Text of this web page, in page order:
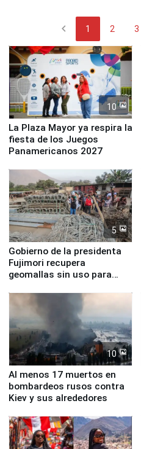
chevron_left 1 2 3
10
La Plaza Mayor ya respira la
fiesta de los Juegos
Panamericanos 2027
5
Gobierno de la presidenta
Fujimori recupera
geomallas sin uso para
Fenómeno El Niño
10
Al menos 17 muertos en
bombardeos rusos contra
Kiev y sus alrededores